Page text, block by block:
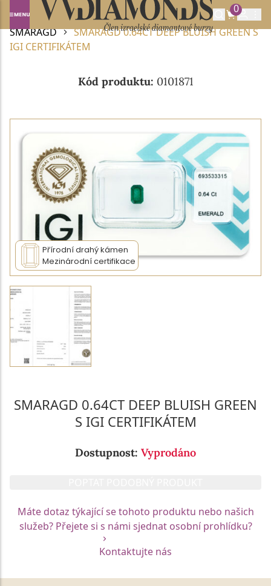
0
Domů
DRAHOKAMY A POLODRAHOKAMY
SMARAGD
SMARAGD 0.64CT DEEP BLUISH GREEN S
IGI CERTIFIKÁTEM
Kód produktu: 0101871
Přírodní drahý kámen
Mezinárodní certifikace
SMARAGD 0.64CT DEEP BLUISH GREEN
S IGI CERTIFIKÁTEM
Dostupnost: Vyprodáno
Máte dotaz týkající se tohoto produktu nebo našich
služeb? Přejete si s námi sjednat osobní prohlídku?
Kontaktujte nás